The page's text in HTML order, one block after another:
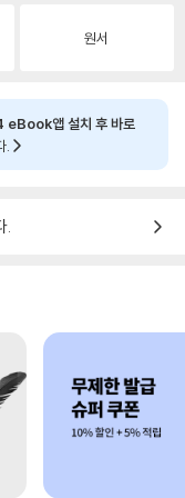
원서
eBook앱 설치 후 바로
.
.